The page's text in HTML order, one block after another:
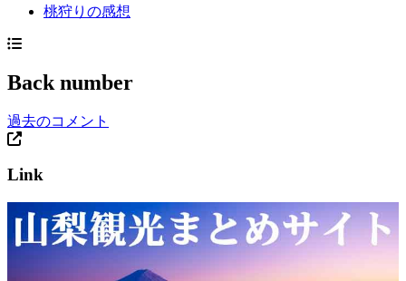
桃狩りの感想
Back number
過去のコメント
Link